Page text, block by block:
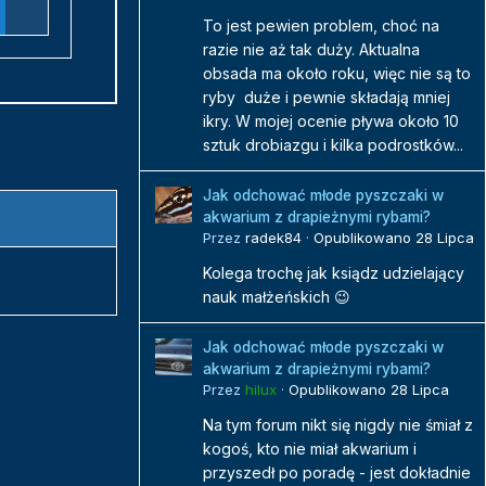
To jest pewien problem, choć na
razie nie aż tak duży. Aktualna
obsada ma około roku, więc nie są to
ryby duże i pewnie składają mniej
ikry. W mojej ocenie pływa około 10
sztuk drobiazgu i kilka podrostków...
Jak odchować młode pyszczaki w
akwarium z drapieżnymi rybami?
Przez radek84 · Opublikowano 28 Lipca
Kolega trochę jak ksiądz udzielający
nauk małżeńskich 😉
Jak odchować młode pyszczaki w
akwarium z drapieżnymi rybami?
Przez hilux · Opublikowano 28 Lipca
Na tym forum nikt się nigdy nie śmiał z
kogoś, kto nie miał akwarium i
przyszedł po poradę - jest dokładnie